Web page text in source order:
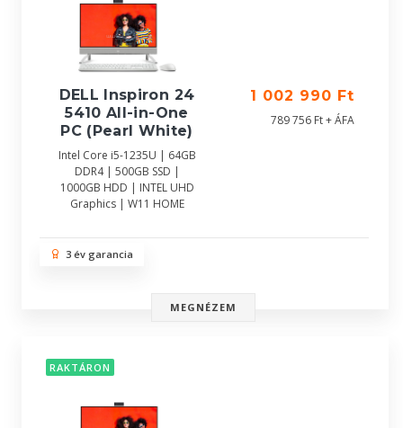
DELL Inspiron 24
5410 All-in-One
PC (Pearl White)
Intel Core i5-1235U | 64GB
DDR4 | 500GB SSD |
1000GB HDD | INTEL UHD
Graphics | W11 HOME
1 002 990 Ft
789 756 Ft + ÁFA
3 év garancia
MEGNÉZEM
RAKTÁRON